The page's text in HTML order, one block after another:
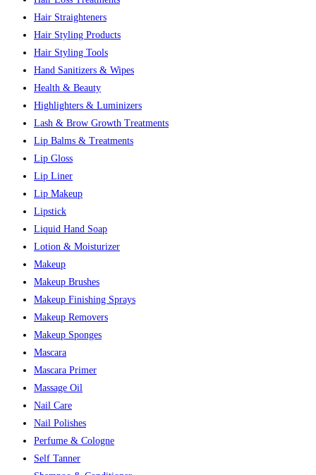
Hair Straighteners
Hair Styling Products
Hair Styling Tools
Hand Sanitizers & Wipes
Health & Beauty
Highlighters & Luminizers
Lash & Brow Growth Treatments
Lip Balms & Treatments
Lip Gloss
Lip Liner
Lip Makeup
Lipstick
Liquid Hand Soap
Lotion & Moisturizer
Makeup
Makeup Brushes
Makeup Finishing Sprays
Makeup Removers
Makeup Sponges
Mascara
Mascara Primer
Massage Oil
Nail Care
Nail Polishes
Perfume & Cologne
Self Tanner